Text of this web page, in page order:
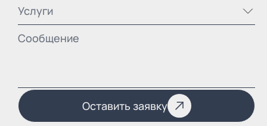
Услуги
Оставить заявку